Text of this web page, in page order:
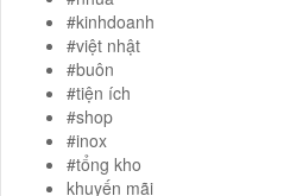
#kinhdoanh
#việt nhật
#buôn
#tiện ích
#shop
#inox
#tổng kho
khuyến mãi